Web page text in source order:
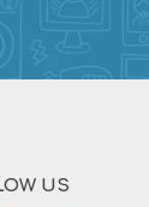
US